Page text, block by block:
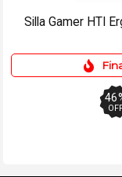
Tarjeta de